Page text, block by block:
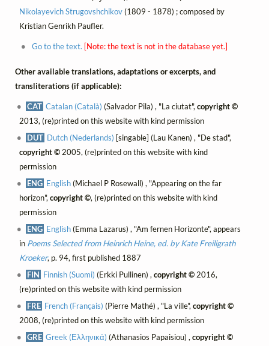
Nikolayevich Strugovshchikov(1809 - 1878) ; composed by
Kristian Genrikh Paufler.
Go to the text. [Note: the text is not in the database yet.]
Other available translations, adaptations or excerpts, and
transliterations (if applicable):
CAT Catalan (Català) (Salvador Pila) , "La ciutat",copyright ©
2013, (re)printed on this website with kind permission
DUT Dutch (Nederlands) [singable] (Lau Kanen) , "De stad",
copyright ©2005, (re)printed on this website with kind
permission
ENG English(Michael P Rosewall) , "Appearing on the far
horizon", copyright ©, (re)printed on this website with kind
permission
ENG English(Emma Lazarus) , "Am fernen Horizonte", appears
in Poems Selected from Heinrich Heine, ed. by Kate Freiligrath
Kroeker, p. 94, first published 1887
FIN Finnish (Suomi) (Erkki Pullinen) ,copyright © 2016,
(re)printed on this website with kind permission
FRE French (Français) (Pierre Mathé) , "La ville",copyright ©
2008, (re)printed on this website with kind permission
GRE Greek (Ελληνικά) (Athanasios Papaisiou) ,copyright ©